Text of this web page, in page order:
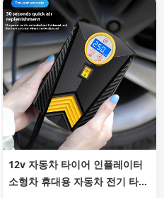
12v 자동차 타이어 인플레이터
소형차 휴대용 자동차 전기 타이